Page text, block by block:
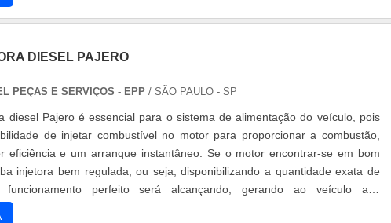
DIESEL PAJERO
PEÇAS E SERVIÇOS - EPP / SÃO PAULO - SP
diesel Pajero é essencial para o sistema de alimentação do veículo, pois
de injetar combustível no motor para proporcionar a combustão,
eficiência e um arranque instantâneo. Se o motor encontrar-se em bom
injetora bem regulada, ou seja, disponibilizando a quantidade exata de
funcionamento perfeito será alcançando, gerando ao veículo alto